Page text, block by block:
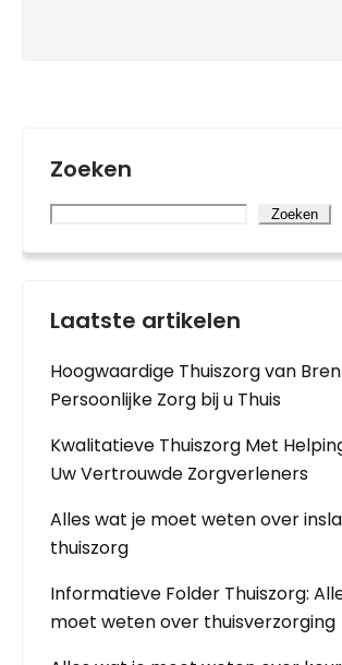
Zoeken
Zoeken
Laatste artikelen
Hoogwaardige Thuiszorg van
Persoonlijke Zorg bij u Thuis
Kwalitatieve Thuiszorg Met
Uw Vertrouwde Zorgverleners
Alles wat je moet weten over
thuiszorg
Informatieve Folder Thuiszorg:
moet weten over thuisverzorging